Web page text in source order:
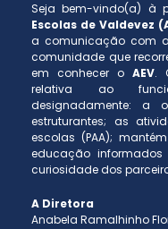
Seja bem-vindo(a) à
Escolas de Valdevez
a comunicação com
comunidade que
em conhecer o AEV.
relativa ao
designadamente: a
estruturantes; as
escolas (PAA);
educação
curiosidade dos
A Diretora
Anabela Ramalhinho